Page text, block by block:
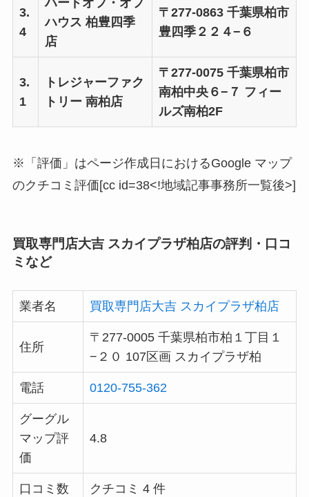
3.
4
ハウス 柏豊四季
店
〒277-0863 千葉県柏市
豊四季２２４−６
3.
1
トレジャーファク
トリー 南柏店
〒277-0075 千葉県柏市
南柏中央６−７ フィー
ルズ南柏2F
※「評価」はページ作成日におけるGoogle マップ
のクチコミ評価[cc id=38<!地域記事事務所一覧後>]
買取専門店大吉 スカイプラザ柏店の評判・口コ
ミなど
業者名 買取専門店大吉 スカイプラザ柏店
住所
〒277-0005 千葉県柏市柏１丁目１
−２０ 107区画 スカイプラザ柏
電話 0120-755-362
グーグル
マップ評
価
4.8
口コミ数 クチコミ 4 件